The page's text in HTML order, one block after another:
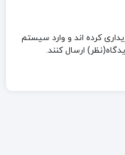
کرده اند و وارد سیستم
ارسال کنند.